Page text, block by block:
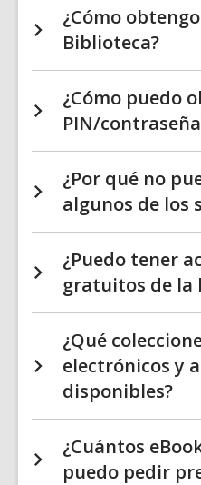
¿Cómo
Biblioteca?
¿Cómo puedo
PIN/
¿Por qué no
algunos de los
¿Puedo tener
gratuitos de la
¿Qué
electrónicos y
disponibles?
¿Cuántos
puedo pedir